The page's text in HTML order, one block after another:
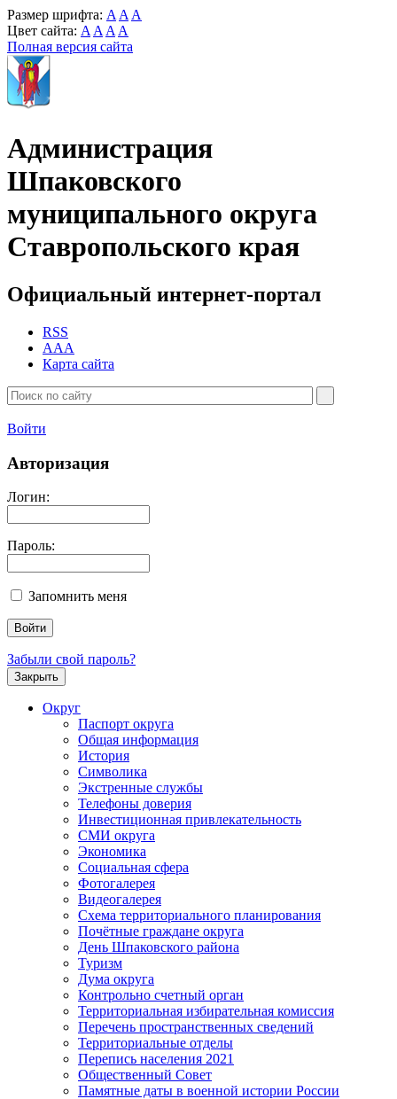
Размер шрифта: A A A
Цвет сайта: A A A A
Полная версия сайта
Администрация
Шпаковского
муниципального округа
Ставропольского края
Официальный интернет-портал
RSS
AAA
Карта сайта
Войти
Авторизация
Логин:
Пароль:
Запомнить меня
Забыли свой пароль?
Закрыть
Округ
Паспорт округа
Общая информация
История
Символика
Экстренные службы
Телефоны доверия
Инвестиционная привлекательность
СМИ округа
Экономика
Социальная сфера
Фотогалерея
Видеогалерея
Схема территориального планирования
Почётные граждане округа
День Шпаковского района
Туризм
Дума округа
Контрольно счетный орган
Территориальная избирательная комиссия
Перечень пространственных сведений
Территориальные отделы
Перепись населения 2021
Общественный Совет
Памятные даты в военной истории России